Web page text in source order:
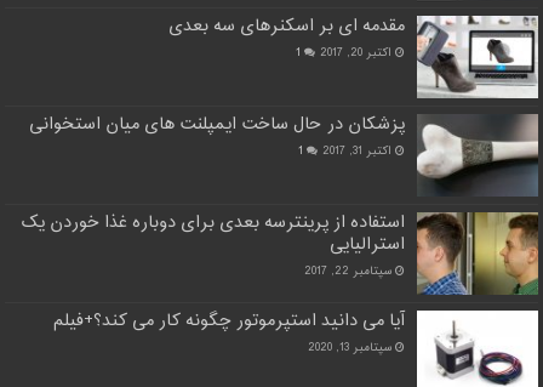
مقدمه ای بر اسکنرهای سه بعدی
اکتبر 20, 2017 1
پزشکان در حال ساخت ایمپلنت های میان استخوانی
اکتبر 31, 2017 1
استفاده از پرینترسه بعدی برای دوباره غذا خوردن یک
استرالیایی
سپتامبر 22, 2017
آیا می دانید استپرموتور چگونه کار می کند؟+فیلم
سپتامبر 13, 2020